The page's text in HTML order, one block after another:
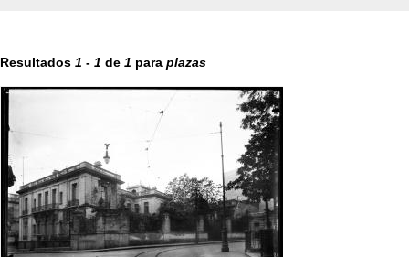
Resultados 1 - 1 de 1 para plazas